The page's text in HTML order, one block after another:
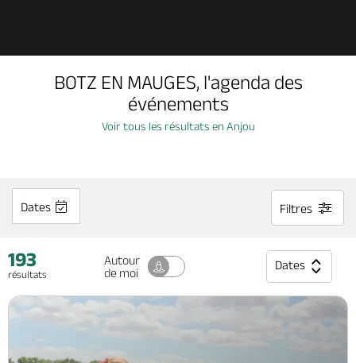
À voir, à faire
Dormir, manger
Séjours, cadeaux
Billetterie en ligne
BOTZ EN MAUGES, l'agenda des
événements
Voir tous les résultats en Anjou
Dates Filtres
193
résultats
Autour
de moi
Dates